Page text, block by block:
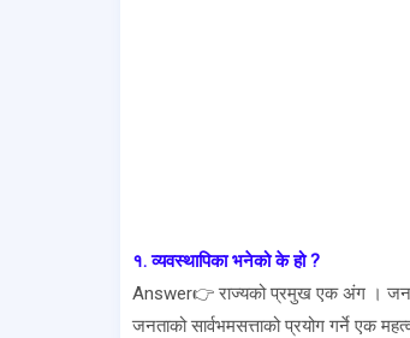
१. व्यवस्थापिका भनेको के हो ?
Answer👉 राज्यको प्रमुख एक अंग ।
जनताको सार्वभमसत्ताको प्रयोग गर्ने एक